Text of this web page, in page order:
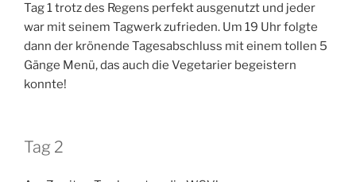
Tag 1 trotz des Regens perfekt ausgenutzt und jeder
war mit seinem Tagwerk zufrieden. Um 19 Uhr folgte
dann der krönende Tagesabschluss mit einem tollen 5
Gänge Menü, das auch die Vegetarier begeistern
konnte!
Tag 2